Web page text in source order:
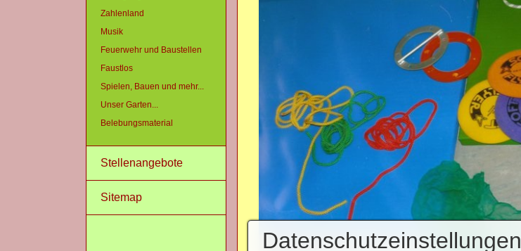
Zahlenland
Musik
Feuerwehr und Baustellen
Faustlos
Spielen, Bauen und mehr...
Unser Garten...
Belebungsmaterial
Stellenangebote
Sitemap
Datenschutzeinstellungen